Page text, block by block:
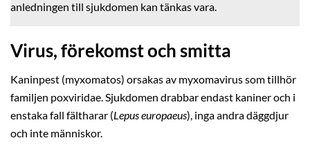
anledningen till sjukdomen kan tänkas vara.
Virus, förekomst och smitta
Kaninpest (myxomatos) orsakas av myxomavirus som tillhör
familjen poxviridae. Sjukdomen drabbar endast kaniner och i
enstaka fall fältharar (Lepus europaeus), inga andra däggdjur
och inte människor.